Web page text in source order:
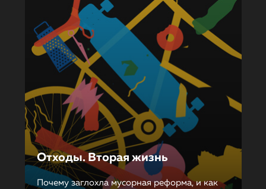
Отходы. Вторая жизнь
Почему заглохла мусорная реформа, и как